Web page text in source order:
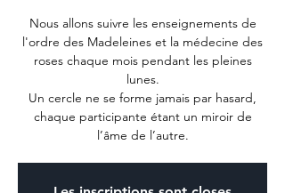
Nous allons suivre les enseignements de
l'ordre des Madeleines et la médecine des
roses chaque mois pendant les pleines
lunes.
Un cercle ne se forme jamais par hasard,
chaque participante étant un miroir de
l’âme de l’autre.